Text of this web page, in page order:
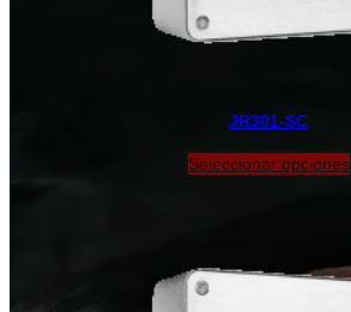
JR301-SC
Seleccionar opciones